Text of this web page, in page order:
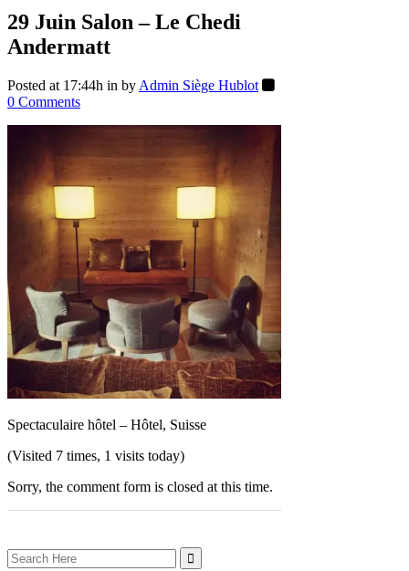
29 Juin Salon – Le Chedi
Andermatt
Posted at 17:44h in by Admin Siège Hublot
0 Comments
Spectaculaire hôtel – Hôtel, Suisse
(Visited 7 times, 1 visits today)
Sorry, the comment form is closed at this time.
Search